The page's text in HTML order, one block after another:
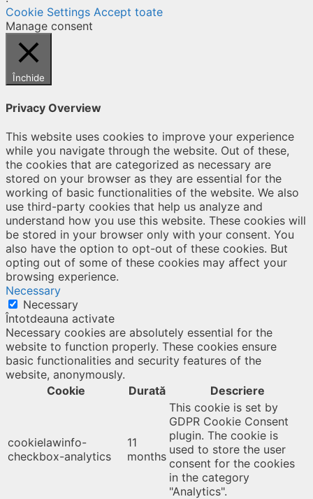
Cookie Settings Accept toate
Manage consent
Închide
Privacy Overview
This website uses cookies to improve your experience
while you navigate through the website. Out of these,
the cookies that are categorized as necessary are
stored on your browser as they are essential for the
working of basic functionalities of the website. We also
use third-party cookies that help us analyze and
understand how you use this website. These cookies will
be stored in your browser only with your consent. You
also have the option to opt-out of these cookies. But
opting out of some of these cookies may affect your
browsing experience.
Necessary
Necessary
Întotdeauna activate
Necessary cookies are absolutely essential for the
website to function properly. These cookies ensure
basic functionalities and security features of the
website, anonymously.
Cookie
Durată Descriere
cookielawinfo-
checkbox-analytics
11
months
This cookie is set by
GDPR Cookie Consent
plugin. The cookie is
used to store the user
consent for the cookies
in the category
"Analytics".